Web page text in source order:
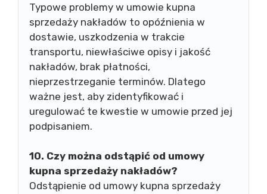
Typowe problemy w umowie kupna
sprzedaży nakładów to opóźnienia w
dostawie, uszkodzenia w trakcie
transportu, niewłaściwe opisy i jakość
nakładów, brak płatności,
nieprzestrzeganie terminów. Dlatego
ważne jest, aby zidentyfikować i
uregulować te kwestie w umowie przed jej
podpisaniem.
10. Czy można odstąpić od umowy
kupna sprzedaży nakładów?
Odstąpienie od umowy kupna sprzedaży